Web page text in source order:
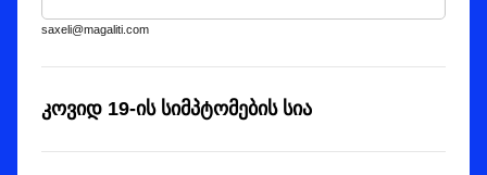
saxeli@magaliti.com
კოვიდ 19-ის სიმპტომების სია